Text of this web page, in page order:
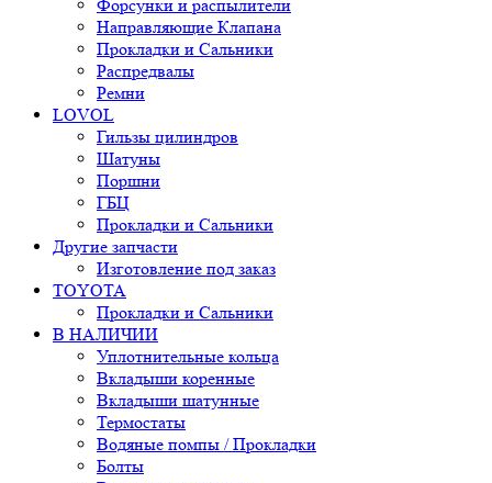
Форсунки и распылители
Направляющие Клапана
Прокладки и Сальники
Распредвалы
Ремни
LOVOL
Гильзы цилиндров
Шатуны
Поршни
ГБЦ
Прокладки и Сальники
Другие запчасти
Изготовление под заказ
TOYOTA
Прокладки и Сальники
В НАЛИЧИИ
Уплотнительные кольца
Вкладыши коренные
Вкладыши шатунные
Термостаты
Водяные помпы / Прокладки
Болты